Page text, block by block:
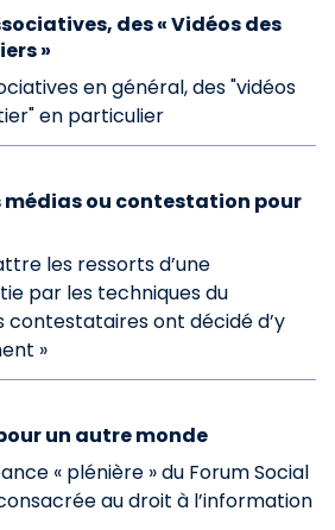
des « Vidéos des
»
en général, des "vidéos
en particulier
ou contestation pour
les ressorts d’une
par les techniques du
ont décidé d’y
»
un autre monde
« plénière » du Forum Social
au droit à l’information